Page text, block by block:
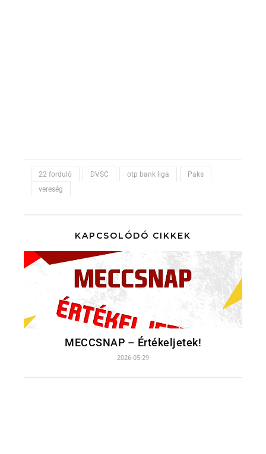
22 forduló DVSC otp bank liga
Paks
vereség
KAPCSOLÓDÓ CIKKEK
MECCSNAP – Értékeljetek!
2026-05-29